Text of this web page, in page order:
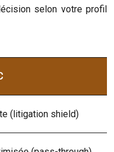
selon votre profil
(litigation shield)